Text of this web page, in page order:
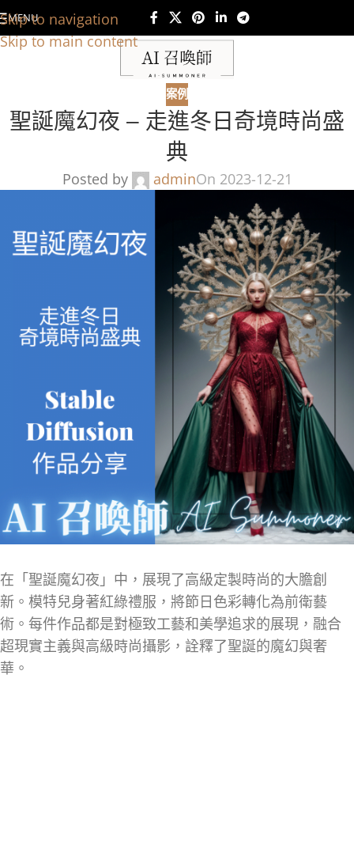
Skip to navigation
Skip to main content
MENU
案例
聖誕魔幻夜 – 走進冬日奇境時尚盛
典
Posted by adminOn 2023-12-21
在「聖誕魔幻夜」中，展現了高級定製時尚的大膽創
新。模特兒身著紅綠禮服，將節日色彩轉化為前衛藝
術。每件作品都是對極致工藝和美學追求的展現，融合
超現實主義與高級時尚攝影，詮釋了聖誕的魔幻與奢
華。